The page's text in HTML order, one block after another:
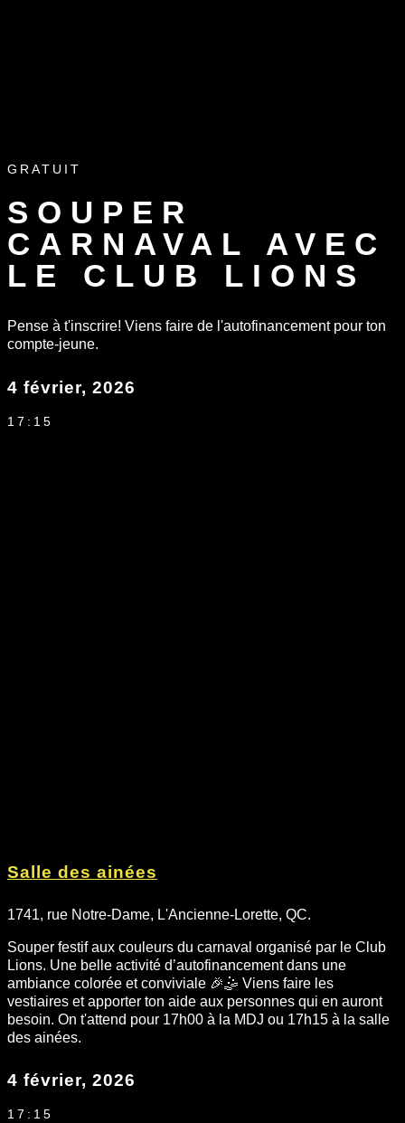
GRATUIT
SOUPER
CARNAVAL AVEC
LE CLUB LIONS
Pense à t'inscrire! Viens faire de l'autofinancement pour ton
compte-jeune.
4 février, 2026
17:15
Salle des ainées
1741, rue Notre-Dame, L'Ancienne-Lorette, QC.
Souper festif aux couleurs du carnaval organisé par le Club
Lions. Une belle activité d’autofinancement dans une
ambiance colorée et conviviale 🎉🤹 Viens faire les
vestiaires et apporter ton aide aux personnes qui en auront
besoin. On t'attend pour 17h00 à la MDJ ou 17h15 à la salle
des ainées.
4 février, 2026
17:15